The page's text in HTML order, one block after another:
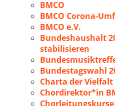
BMCO
BMCO Corona-
BMCO e.V.
Bundeshaushalt
stabilisieren
Bundestagswahl
Charta der Vielfalt
Chordirektor*in
Chorleitungskurse